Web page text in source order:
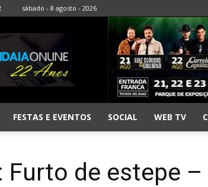
sábado - 8 agosto - 2026
FESTAS E EVENTOS SOCIAL WEB TV
Furto de estepe